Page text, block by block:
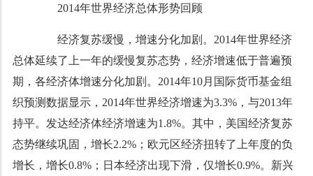
2014年世界经济总体形势回顾
经济复苏缓慢，增速分化加剧。2014年世界经济
总体延续了上一年的缓慢复苏态势，经济增速低于普遍预
期，各经济体增速分化加剧。2014年10月国际货币基金组
织预测数据显示，2014年世界经济增速为3.3%，与2013年
持平。发达经济体经济增速为1.8%。其中，美国经济复苏
态势继续巩固，增长2.2%；欧元区经济扭转了上年度的负
增长，增长0.8%；日本经济出现下滑，仅增长0.9%。新兴